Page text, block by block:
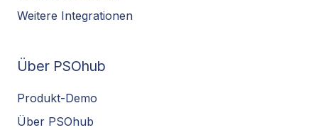
Weitere Integrationen
Über PSOhub
Produkt-Demo
Über PSOhub